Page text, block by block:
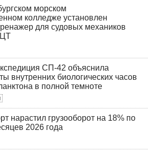
морском
колледже установлен
для судовых механиков
СП-42 объяснила
внутренних биологических часов
в полной темноте
нарастил грузооборот на 18% по
2026 года